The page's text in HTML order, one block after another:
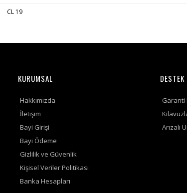
CL 19
KURUMSAL
Hakkımızda
İletişim
Bayi Girişi
Bayi Ödeme
Gizlilik ve Güvenlik
Kişisel Veriler Politikası
Banka Hesapları
DESTEK
Garanti
Arızalı